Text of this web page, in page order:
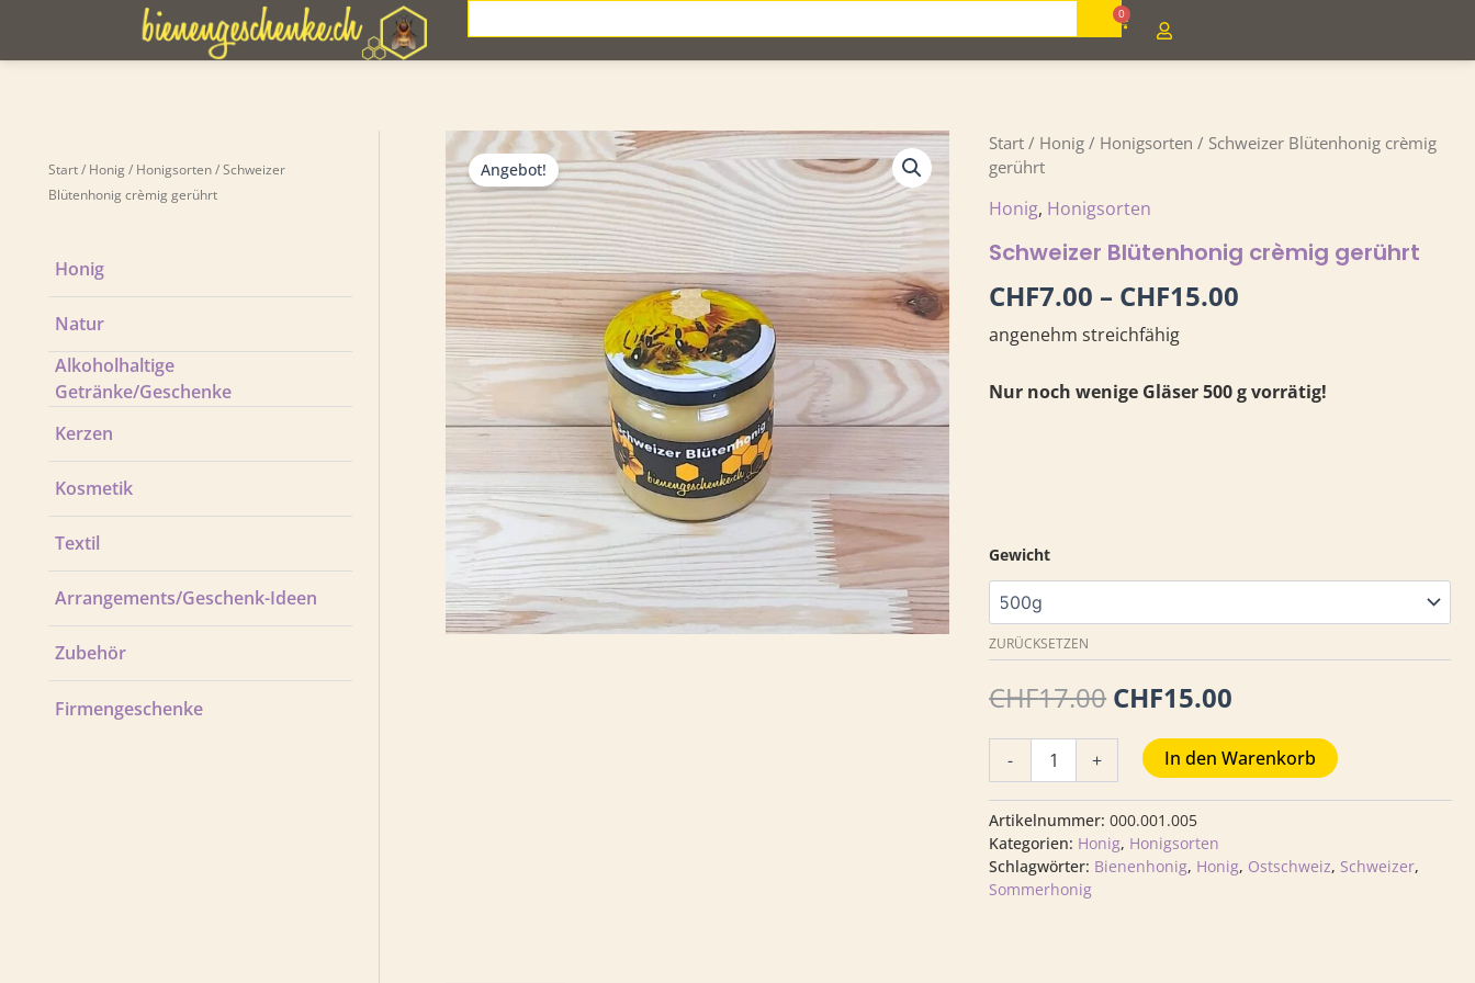
springen
0
Cart
Start/ Honig/ Honigsorten/ Schweizer
Blütenhonig crèmig gerührt
Honig
Natur
Alkoholhaltige
Getränke/Geschenke
Kerzen
Kosmetik
Textil
Arrangements/Geschenk-Ideen
Zubehör
Firmengeschenke
Angebot!
Start / Honig / Honigsorten / Schweizer Blütenhonig crèmig
gerührt
Honig, Honigsorten
Schweizer Blütenhonig crèmig gerührt
CHF7.00 – CHF15.00
Preisspanne:
CHF15.00
angenehm streichfähig
Nur noch wenige Gläser 500 g vorrätig!
Gewicht
ZURÜCKSETZEN
CHF17.00
Ursprünglicher
war:
CHF17.00
CHF15.00
Aktueller
CHF15.00.
-
Schweizer
Blütenhonig
gerührt
+ In den Warenkorb
Artikelnummer:000.001.005
Kategorien: Honig, Honigsorten
Schlagwörter: Bienenhonig, Honig, Ostschweiz, Schweizer,
Sommerhonig